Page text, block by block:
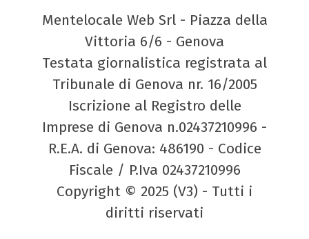
Mentelocale Web Srl - Piazza della
Vittoria 6/6 - Genova
Testata giornalistica registrata al
Tribunale di Genova nr. 16/2005
Iscrizione al Registro delle
Imprese di Genova n.02437210996 -
R.E.A. di Genova: 486190 - Codice
Fiscale / P.Iva 02437210996
Copyright © 2025 (V3) - Tutti i
diritti riservati